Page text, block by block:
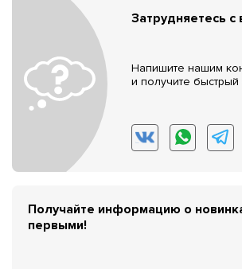
Затрудняетесь
Напишите нашим
и получите быстрый
Получайте информацию о
первыми!